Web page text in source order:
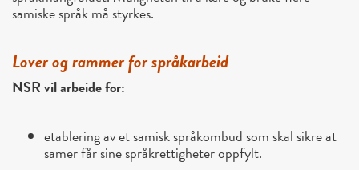
samiske språk må styrkes.
Lover og rammer for språkarbeid
NSR vil arbeide for:
etablering av et samisk språkombud som skal sikre at
samer får sine språkrettigheter oppfylt.